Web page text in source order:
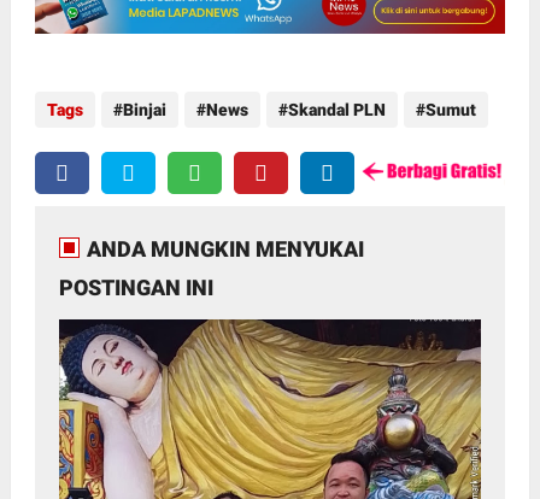
Tags Binjai News Skandal PLN Sumut
ANDA MUNGKIN MENYUKAI
POSTINGAN INI